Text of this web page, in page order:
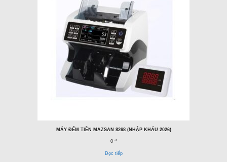
MÁY ĐẾM TIỀN MAZSAN 8268 (NHẬP KHẨU 2026)
0 ₫
Đọc tiếp